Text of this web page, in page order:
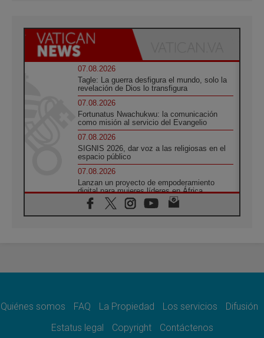
07.08.2026
Tagle: La guerra desfigura el mundo, solo la
revelación de Dios lo transfigura
07.08.2026
Fortunatus Nwachukwu: la comunicación
como misión al servicio del Evangelio
07.08.2026
SIGNIS 2026, dar voz a las religiosas en el
espacio público
07.08.2026
Lanzan un proyecto de empoderamiento
digital para mujeres líderes en África
07.08.2026
Programa oficial del Viaje Apostólico del
06.08.2026
06.08.2026
de la Paz en la Escuela de San Francisco
Quiénes somos FAQ La Propiedad Los servicios
Difusión
Estatus legal
Copyright Contáctenos